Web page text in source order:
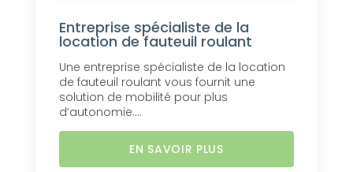
Entreprise spécialiste de la
location de fauteuil roulant
Une entreprise spécialiste de la location
de fauteuil roulant vous fournit une
solution de mobilité pour plus
d’autonomie....
EN SAVOIR PLUS